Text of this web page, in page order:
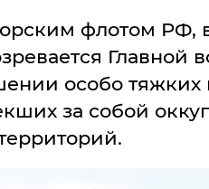
флотом РФ,
Главной
особо тяжких
за собой